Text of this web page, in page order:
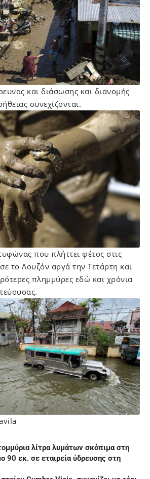
και διάσωσης και διανομής
συνεχίζονται.
που πλήττει φέτος στις
το Λουζόν αργά την Τετάρτη και
πλημμύρες εδώ και χρόνια
λίτρα λυμάτων σκόπιμα στη
90 εκ. σε εταιρεία ύδρευσης στη